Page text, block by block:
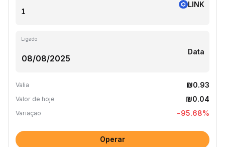
LINK
Ligado
Data
Valia ₪0.93
Valor de hoje ₪0.04
Variação -95.68%
Operar